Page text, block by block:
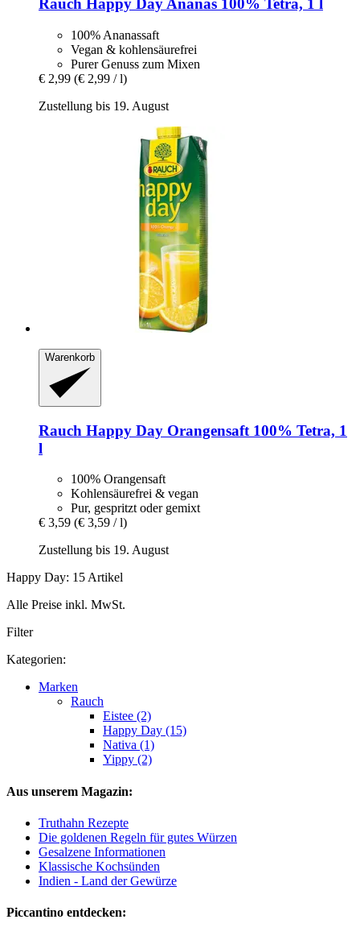
Rauch Happy Day Ananas 100% Tetra, 1 l
100% Ananassaft
Vegan & kohlensäurefrei
Purer Genuss zum Mixen
€ 2,99 (€ 2,99 / l)
Zustellung bis 19. August
Warenkorb
Rauch Happy Day Orangensaft 100% Tetra, 1
l
100% Orangensaft
Kohlensäurefrei & vegan
Pur, gespritzt oder gemixt
€ 3,59 (€ 3,59 / l)
Zustellung bis 19. August
Happy Day: 15 Artikel
Alle Preise inkl. MwSt.
Filter
Kategorien:
Marken
Rauch
Eistee (2)
Happy Day (15)
Nativa (1)
Yippy (2)
Aus unserem Magazin:
Truthahn Rezepte
Die goldenen Regeln für gutes Würzen
Gesalzene Informationen
Klassische Kochsünden
Indien - Land der Gewürze
Piccantino entdecken: